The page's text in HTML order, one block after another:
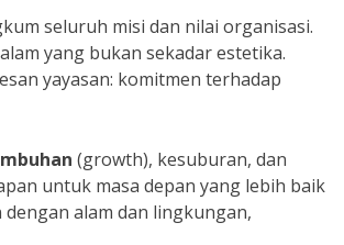
seluruh misi dan nilai organisasi.
yang bukan sekadar estetika.
yayasan: komitmen terhadap
(growth), kesuburan, dan
untuk masa depan yang lebih baik
alam dan lingkungan,